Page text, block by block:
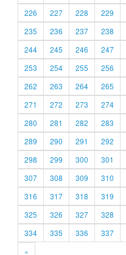
226
227 228 229
235
236 237 238
244
245 246 247
253
254 255 256
262
263 264 265
271
272 273 274
280
281 282 283
289
290 291 292
298
299 300 301
307
308 309 310
316
317 318 319
325
326 327 328
334
335 336 337
»